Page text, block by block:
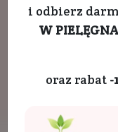
i odbierz
W
oraz rabat -